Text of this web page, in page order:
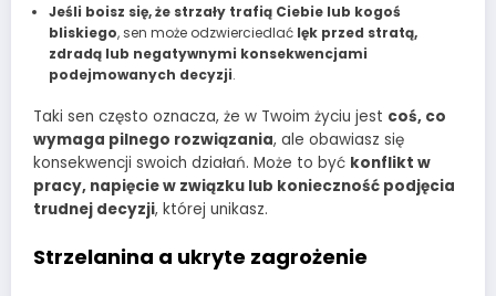
Jeśli boisz się, że strzały trafią Ciebie lub kogoś
bliskiego, sen może odzwierciedlać lęk przed stratą,
zdradą lub negatywnymi konsekwencjami
podejmowanych decyzji.
Taki sen często oznacza, że w Twoim życiu jest coś, co
wymaga pilnego rozwiązania, ale obawiasz się
konsekwencji swoich działań. Może to być konflikt w
pracy, napięcie w związku lub konieczność podjęcia
trudnej decyzji, której unikasz.
Strzelanina a ukryte zagrożenie